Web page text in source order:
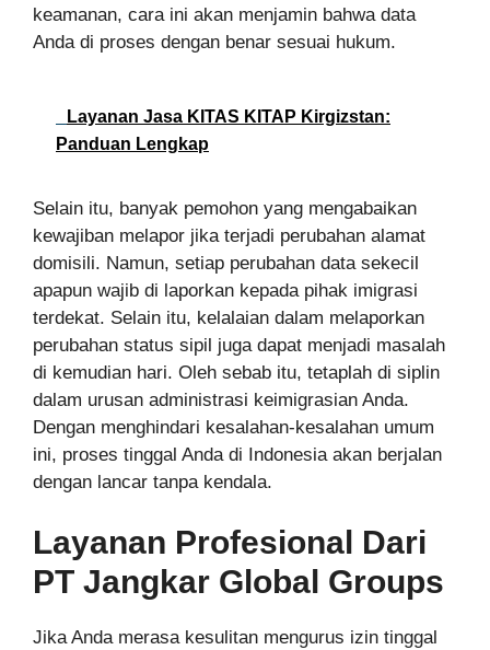
keamanan, cara ini akan menjamin bahwa data
Anda di proses dengan benar sesuai hukum.
Layanan Jasa KITAS KITAP Kirgizstan:
Panduan Lengkap
Selain itu, banyak pemohon yang mengabaikan
kewajiban melapor jika terjadi perubahan alamat
domisili. Namun, setiap perubahan data sekecil
apapun wajib di laporkan kepada pihak imigrasi
terdekat. Selain itu, kelalaian dalam melaporkan
perubahan status sipil juga dapat menjadi masalah
di kemudian hari. Oleh sebab itu, tetaplah di siplin
dalam urusan administrasi keimigrasian Anda.
Dengan menghindari kesalahan-kesalahan umum
ini, proses tinggal Anda di Indonesia akan berjalan
dengan lancar tanpa kendala.
Layanan Profesional Dari
PT Jangkar Global Groups
Jika Anda merasa kesulitan mengurus izin tinggal